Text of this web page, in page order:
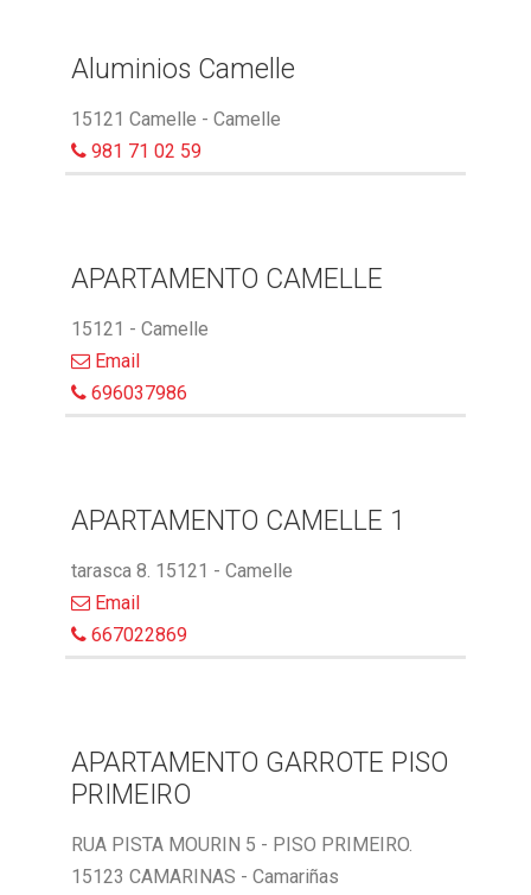
Aluminios Camelle
15121 Camelle - Camelle
981 71 02 59
APARTAMENTO CAMELLE
15121 - Camelle
Email
696037986
APARTAMENTO CAMELLE 1
tarasca 8. 15121 - Camelle
Email
667022869
APARTAMENTO GARROTE PISO
PRIMEIRO
RUA PISTA MOURIN 5 - PISO PRIMEIRO.
15123 CAMARINAS - Camariñas